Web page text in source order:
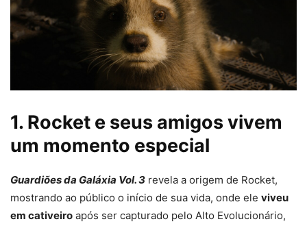
1. Rocket e seus amigos vivem
um momento especial
Guardiões da Galáxia Vol. 3 revela a origem de Rocket,
mostrando ao público o início de sua vida, onde ele viveu
em cativeiro após ser capturado pelo Alto Evolucionário,